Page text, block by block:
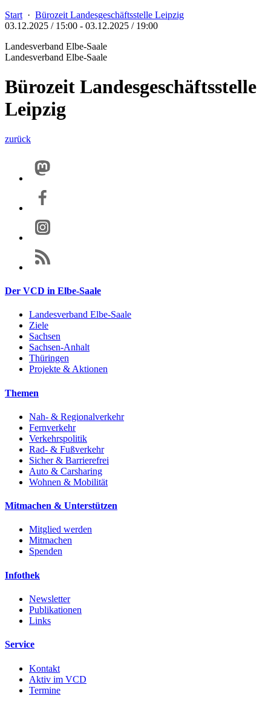
Start · Bürozeit Landesgeschäftsstelle Leipzig
03.12.2025 / 15:00 - 03.12.2025 / 19:00
Landesverband Elbe-Saale
Landesverband Elbe-Saale
Bürozeit Landesgeschäftsstelle
Leipzig
zurück
Der VCD in Elbe-Saale
Landesverband Elbe-Saale
Ziele
Sachsen
Sachsen-Anhalt
Thüringen
Projekte & Aktionen
Themen
Nah- & Regionalverkehr
Fernverkehr
Verkehrspolitik
Rad- & Fußverkehr
Sicher & Barrierefrei
Auto & Carsharing
Wohnen & Mobilität
Mitmachen & Unterstützen
Mitglied werden
Mitmachen
Spenden
Infothek
Newsletter
Publikationen
Links
Service
Kontakt
Aktiv im VCD
Termine